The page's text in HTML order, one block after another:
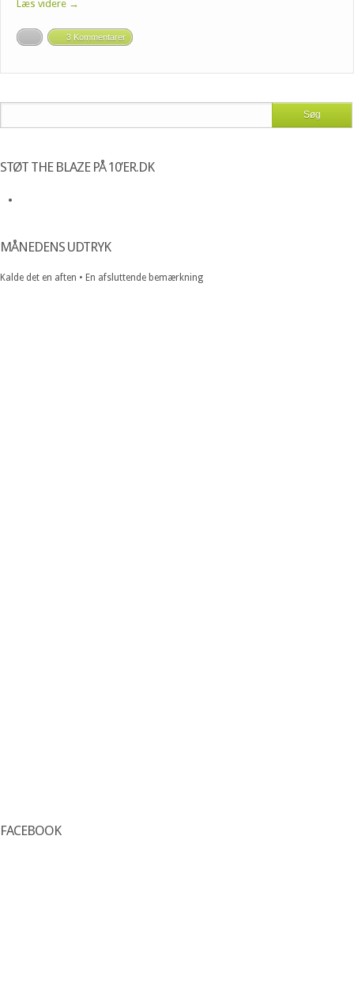
Læs videre →
3 Kommentarer
STØT THE BLAZE PÅ 10’ER.DK
MÅNEDENS UDTRYK
Kalde det en aften • En afsluttende bemærkning
FACEBOOK